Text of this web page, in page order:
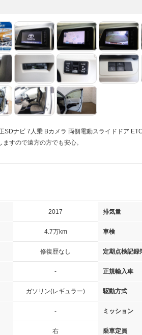
SDナビ 7人乗 Bカメラ 両側電動スライドドア
すので遠方の方でも安心。
2017 排気量
4.7万km 車検
修復歴なし 定期点検記録
- 正規輸入車
ガソリン(レギュラー) 駆動方式
- ミッション
右 乗車定員